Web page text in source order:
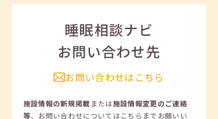
睡眠相談ナビ
お問い合わせ先
お問い合わせはこちら
施設情報の新規掲載または施設情報変更のご連絡
等、 お問い合わせについてはこちらまでお願いい